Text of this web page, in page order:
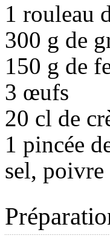
1 rouleau
300 g de
150 g de
3 œufs
20 cl de
1 pincée
sel, poivre